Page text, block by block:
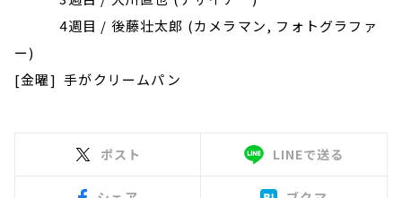
4週目 / 後藤壮太郎 (カメラマン, フォトグラファ
ー)
[金曜] 手がクリームパン
ポスト LINEで送る